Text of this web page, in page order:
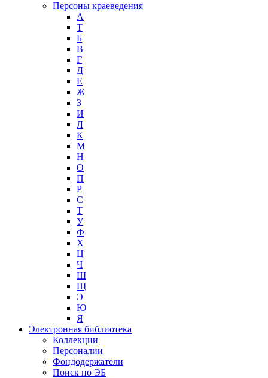
Персоны краеведения
А
T
Б
В
Г
Д
Е
Ж
З
И
Л
К
М
Н
О
П
Р
С
Т
У
Ф
Х
Ц
Ч
Ш
Щ
Э
Ю
Я
Электронная библиотека
Коллекции
Персоналии
Фондодержатели
Поиск по ЭБ